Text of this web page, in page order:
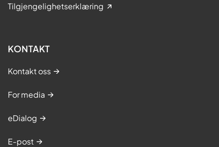
Tilgjengelighetserklæring
KONTAKT
Kontakt oss
For media
eDialog
E-post